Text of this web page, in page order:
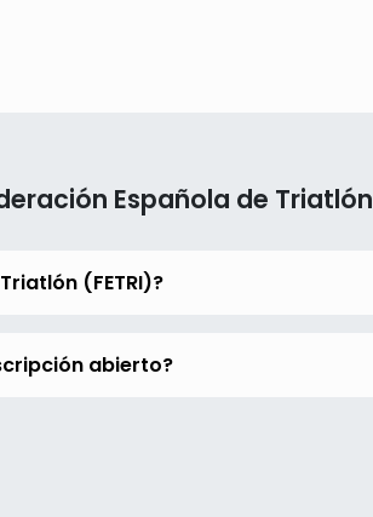
Española de Triatlón
(FETRI)?
abierto?